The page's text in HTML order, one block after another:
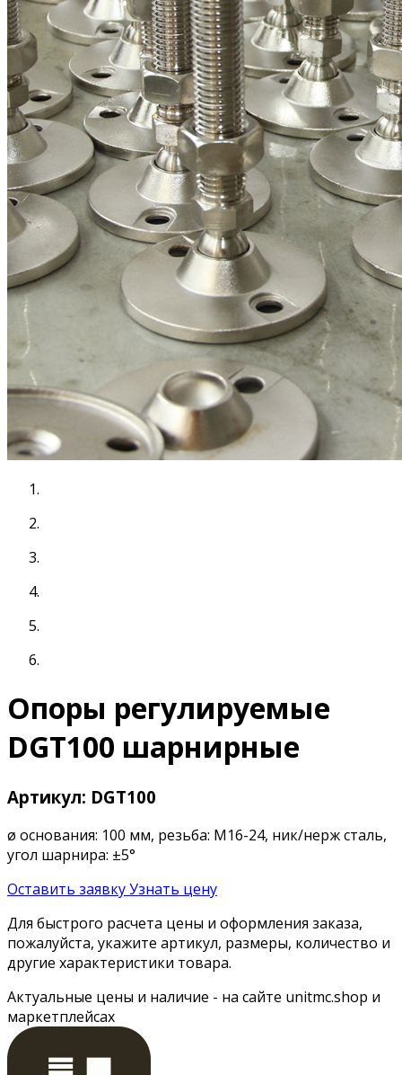
Опоры регулируемые
DGT100 шарнирные
Артикул: DGT100
ø основания: 100 мм, резьба: М16-24, ник/нерж сталь,
угол шарнира: ±5°
Оставить заявкуУзнать цену
Для быстрого расчета цены и оформления заказа,
пожалуйста, укажите артикул, размеры, количество и
другие характеристики товара.
Актуальные цены и наличие - на сайте unitmc.shop и
маркетплейсах